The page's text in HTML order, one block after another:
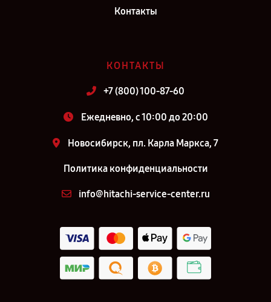
Контакты
КОНТАКТЫ
+7 (800) 100-87-60
Ежедневно, с 10:00 до 20:00
Новосибирск, пл. Карла Маркса, 7
Политика конфиденциальности
info@hitachi-service-center.ru